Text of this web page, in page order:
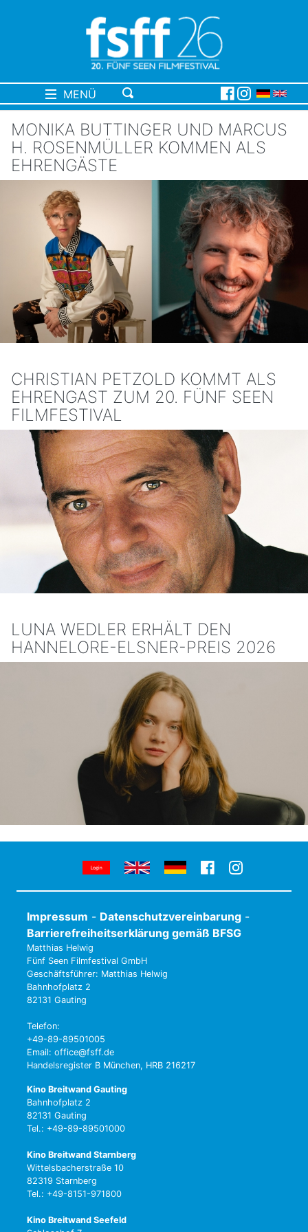
MENÜ
MONIKA BUTTINGER UND MARCUS
H. ROSENMÜLLER KOMMEN ALS
EHRENGÄSTE
CHRISTIAN PETZOLD KOMMT ALS
EHRENGAST ZUM 20. FÜNF SEEN
FILMFESTIVAL
LUNA WEDLER ERHÄLT DEN
HANNELORE-ELSNER-PREIS 2026
Impressum - Datenschutzvereinbarung -
Barrierefreiheitserklärung gemäß BFSG
Matthias Helwig
Fünf Seen Filmfestival GmbH
Geschäftsführer: Matthias Helwig
Bahnhofplatz 2
82131 Gauting
Telefon:
+49-89-89501005
Email: office@fsff.de
Handelsregister B München, HRB 216217
Kino Breitwand Gauting
Bahnhofplatz 2
82131 Gauting
Tel.: +49-89-89501000
Kino Breitwand Starnberg
Wittelsbacherstraße 10
82319 Starnberg
Tel.: +49-8151-971800
Kino Breitwand Seefeld